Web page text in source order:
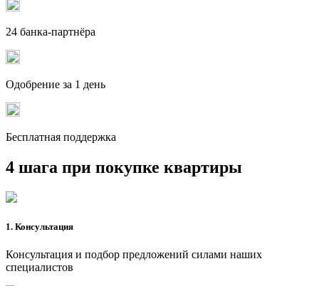
24 банка-партнёра
Одобрение за 1 день
Бесплатная поддержка
4 шага при покупке квартиры
1. Консультация
Консультация и подбор предложений силами наших
специалистов